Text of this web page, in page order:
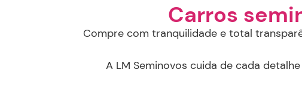
HYUNDAI
Carros
Compre com tranquilidade e total
A LM Seminovos cuida de cada